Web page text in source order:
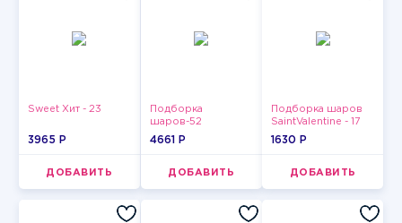
Sweet Хит - 23
3965 P
ДОБАВИТЬ
Подборка
шаров-52
4661 P
ДОБАВИТЬ
Подборка шаров
SaintValentine - 17
1630 P
ДОБАВИТЬ